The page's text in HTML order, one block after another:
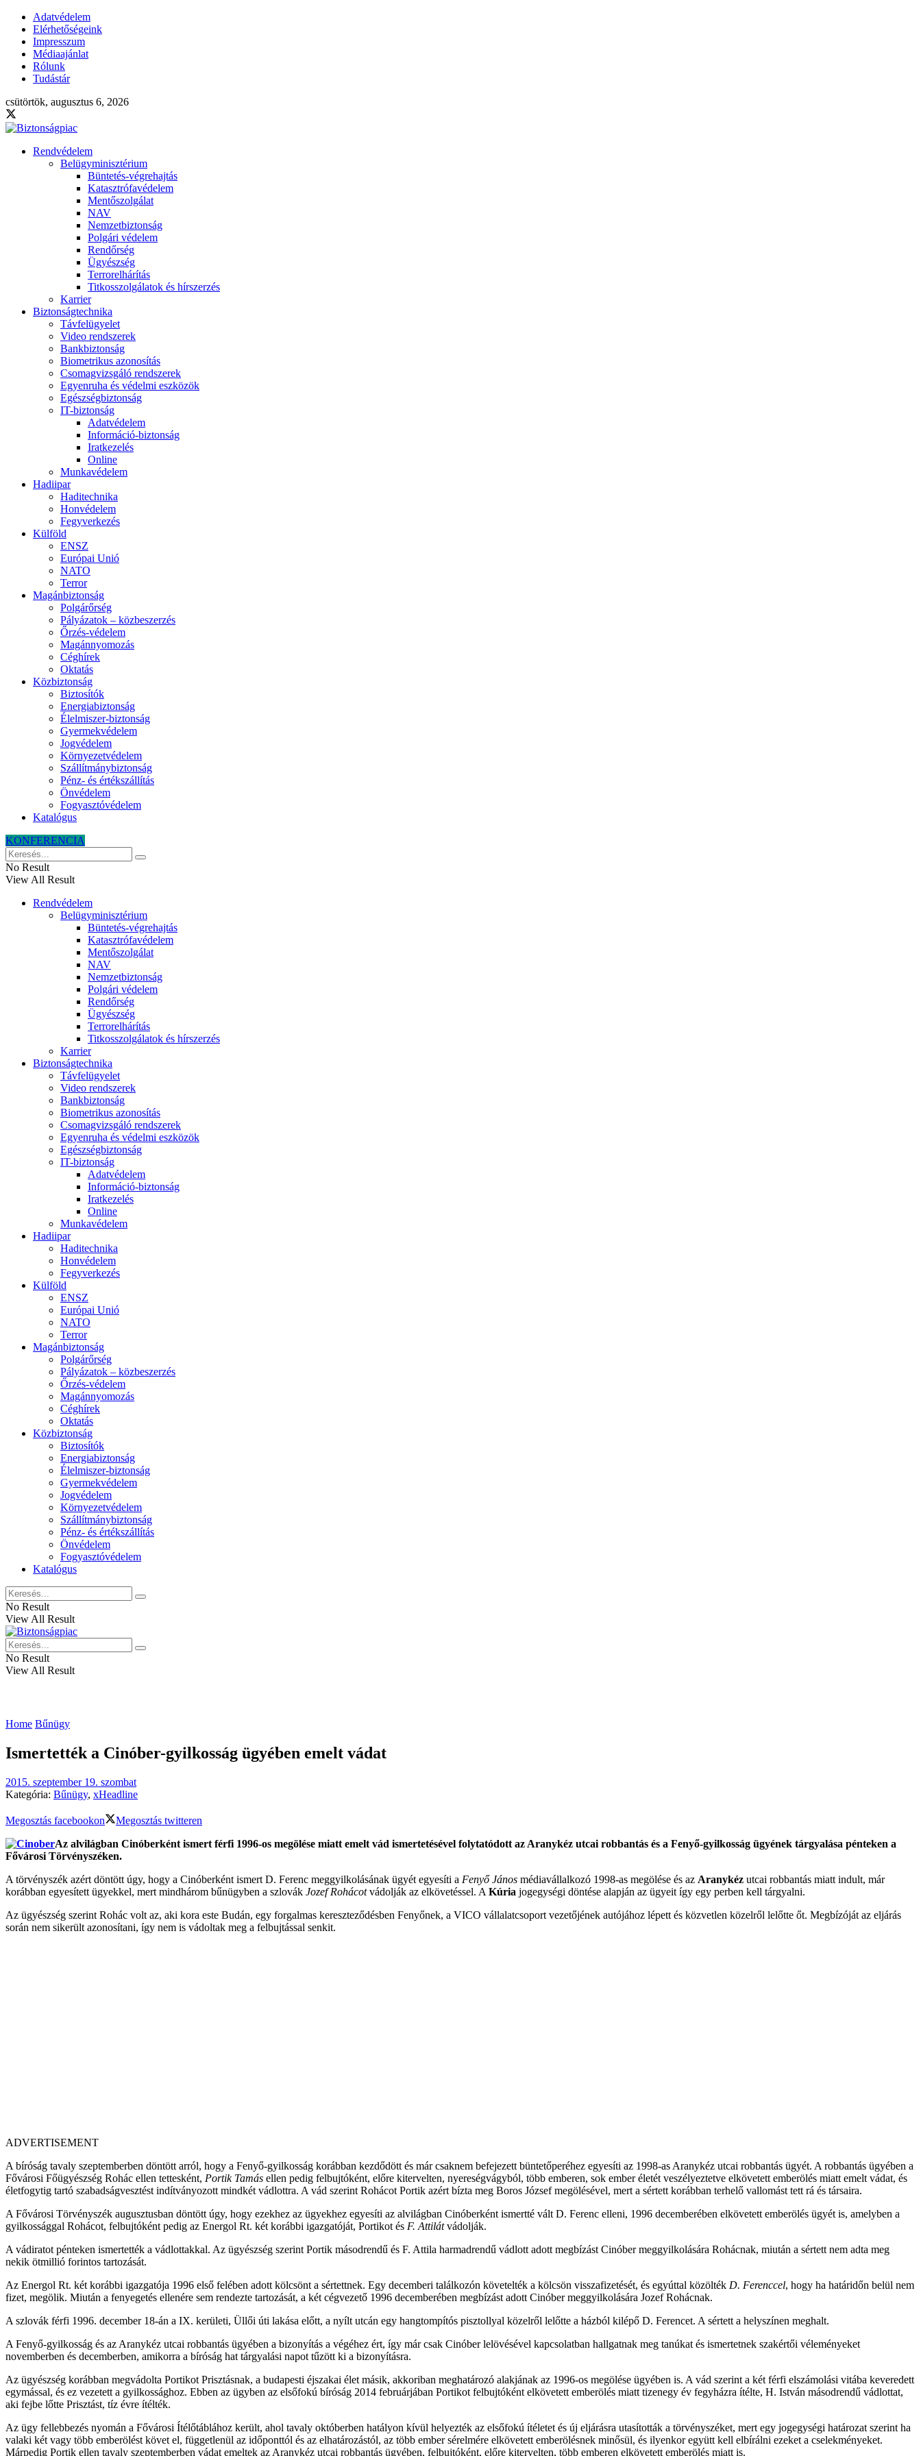
Adatvédelem
Elérhetőségeink
Impresszum
Médiaajánlat
Rólunk
Tudástár
csütörtök, augusztus 6, 2026
Rendvédelem
Belügyminisztérium
Büntetés-végrehajtás
Katasztrófavédelem
Mentőszolgálat
NAV
Nemzetbiztonság
Polgári védelem
Rendőrség
Ügyészség
Terrorelhárítás
Titkosszolgálatok és hírszerzés
Karrier
Biztonságtechnika
Távfelügyelet
Video rendszerek
Bankbiztonság
Biometrikus azonosítás
Csomagvizsgáló rendszerek
Egyenruha és védelmi eszközök
Egészségbiztonság
IT-biztonság
Adatvédelem
Információ-biztonság
Iratkezelés
Online
Munkavédelem
Hadiipar
Haditechnika
Honvédelem
Fegyverkezés
Külföld
ENSZ
Európai Unió
NATO
Terror
Magánbiztonság
Polgárőrség
Pályázatok – közbeszerzés
Őrzés-védelem
Magánnyomozás
Céghírek
Oktatás
Közbiztonság
Biztosítók
Energiabiztonság
Élelmiszer-biztonság
Gyermekvédelem
Jogvédelem
Környezetvédelem
Szállítmánybiztonság
Pénz- és értékszállítás
Önvédelem
Fogyasztóvédelem
Katalógus
KONFERENCIA
No Result
View All Result
Rendvédelem
Belügyminisztérium
Büntetés-végrehajtás
Katasztrófavédelem
Mentőszolgálat
NAV
Nemzetbiztonság
Polgári védelem
Rendőrség
Ügyészség
Terrorelhárítás
Titkosszolgálatok és hírszerzés
Karrier
Biztonságtechnika
Távfelügyelet
Video rendszerek
Bankbiztonság
Biometrikus azonosítás
Csomagvizsgáló rendszerek
Egyenruha és védelmi eszközök
Egészségbiztonság
IT-biztonság
Adatvédelem
Információ-biztonság
Iratkezelés
Online
Munkavédelem
Hadiipar
Haditechnika
Honvédelem
Fegyverkezés
Külföld
ENSZ
Európai Unió
NATO
Terror
Magánbiztonság
Polgárőrség
Pályázatok – közbeszerzés
Őrzés-védelem
Magánnyomozás
Céghírek
Oktatás
Közbiztonság
Biztosítók
Energiabiztonság
Élelmiszer-biztonság
Gyermekvédelem
Jogvédelem
Környezetvédelem
Szállítmánybiztonság
Pénz- és értékszállítás
Önvédelem
Fogyasztóvédelem
Katalógus
No Result
View All Result
No Result
View All Result
Home Bűnügy
Ismertették a Cinóber-gyilkosság ügyében emelt vádat
2015. szeptember 19. szombat
Kategória: Bűnügy, xHeadline
Megosztás facebookon
Megosztás twitteren
Az alvilágban Cinóberként ismert férfi 1996-os megölése miatt emelt vád ismertetésével folytatódott az Aranykéz utcai robbantás és a Fenyő-gyilkosság ügyének tárgyalása pénteken a
Fővárosi Törvényszéken.
A törvényszék azért döntött úgy, hogy a Cinóberként ismert D. Ferenc meggyilkolásának ügyét egyesíti a Fenyő János médiavállalkozó 1998-as megölése és az Aranykéz utcai robbantás miatt indult, már
korábban egyesített ügyekkel, mert mindhárom bűnügyben a szlovák Jozef Rohácotvádolják az elkövetéssel. A Kúria jogegységi döntése alapján az ügyeit így egy perben kell tárgyalni.
Az ügyészség szerint Rohác volt az, aki kora este Budán, egy forgalmas kereszteződésben Fenyőnek, a VICO vállalatcsoport vezetőjének autójához lépett és közvetlen közelről lelőtte őt. Megbízóját az eljárás
során nem sikerült azonosítani, így nem is vádoltak meg a felbujtással senkit.
ADVERTISEMENT
A bíróság tavaly szeptemberben döntött arról, hogy a Fenyő-gyilkosság korábban kezdődött és már csaknem befejezett büntetőperéhez egyesíti az 1998-as Aranykéz utcai robbantás ügyét. A robbantás ügyében a
Fővárosi Főügyészség Rohác ellen tettesként, Portik Tamás ellen pedig felbujtóként, előre kitervelten, nyereségvágyból, több emberen, sok ember életét veszélyeztetve elkövetett emberölés miatt emelt vádat, és
életfogytig tartó szabadságvesztést indítványozott mindkét vádlottra. A vád szerint Rohácot Portik azért bízta meg Boros József megölésével, mert a sértett korábban terhelő vallomást tett rá és társaira.
A Fővárosi Törvényszék augusztusban döntött úgy, hogy ezekhez az ügyekhez egyesíti az alvilágban Cinóberként ismertté vált D. Ferenc elleni, 1996 decemberében elkövetett emberölés ügyét is, amelyben a
gyilkossággal Rohácot, felbujtóként pedig az Energol Rt. két korábbi igazgatóját, Portikot és F. Attilátvádolják.
A vádiratot pénteken ismertették a vádlottakkal. Az ügyészség szerint Portik másodrendű és F. Attila harmadrendű vádlott adott megbízást Cinóber meggyilkolására Rohácnak, miután a sértett nem adta meg
nekik ötmillió forintos tartozását.
Az Energol Rt. két korábbi igazgatója 1996 első felében adott kölcsönt a sértettnek. Egy decemberi találkozón követelték a kölcsön visszafizetését, és egyúttal közölték D. Ferenccel, hogy ha határidőn belül nem
fizet, megölik. Miután a fenyegetés ellenére sem rendezte tartozását, a két cégvezető 1996 decemberében megbízást adott Cinóber meggyilkolására Jozef Rohácnak.
A szlovák férfi 1996. december 18-án a IX. kerületi, Üllői úti lakása előtt, a nyílt utcán egy hangtompítós pisztollyal közelről lelőtte a házból kilépő D. Ferencet. A sértett a helyszínen meghalt.
A Fenyő-gyilkosság és az Aranykéz utcai robbantás ügyében a bizonyítás a végéhez ért, így már csak Cinóber lelövésével kapcsolatban hallgatnak meg tanúkat és ismertetnek szakértői véleményeket
novemberben és decemberben, amikorra a bíróság hat tárgyalási napot tűzött ki a bizonyításra.
Az ügyészség korábban megvádolta Portikot Prisztásnak, a budapesti éjszakai élet másik, akkoriban meghatározó alakjának az 1996-os megölése ügyében is. A vád szerint a két férfi elszámolási vitába keveredett
egymással, és ez vezetett a gyilkossághoz. Ebben az ügyben az elsőfokú bíróság 2014 februárjában Portikot felbujtóként elkövetett emberölés miatt tizenegy év fegyházra ítélte, H. István másodrendű vádlottat,
aki fejbe lőtte Prisztást, tíz évre ítélték.
Az ügy fellebbezés nyomán a Fővárosi Ítélőtáblához került, ahol tavaly októberben hatályon kívül helyezték az elsőfokú ítéletet és új eljárásra utasították a törvényszéket, mert egy jogegységi határozat szerint ha
valaki két vagy több emberölést követ el, függetlenül az időponttól és az elhatározástól, az több ember sérelmére elkövetett emberölésnek minősül, és ilyenkor együtt kell elbírálni ezeket a cselekményeket.
Márpedig Portik ellen tavaly szeptemberben vádat emeltek az Aranykéz utcai robbantás ügyében, felbujtóként, előre kitervelten, több emberen elkövetett emberölés miatt is.